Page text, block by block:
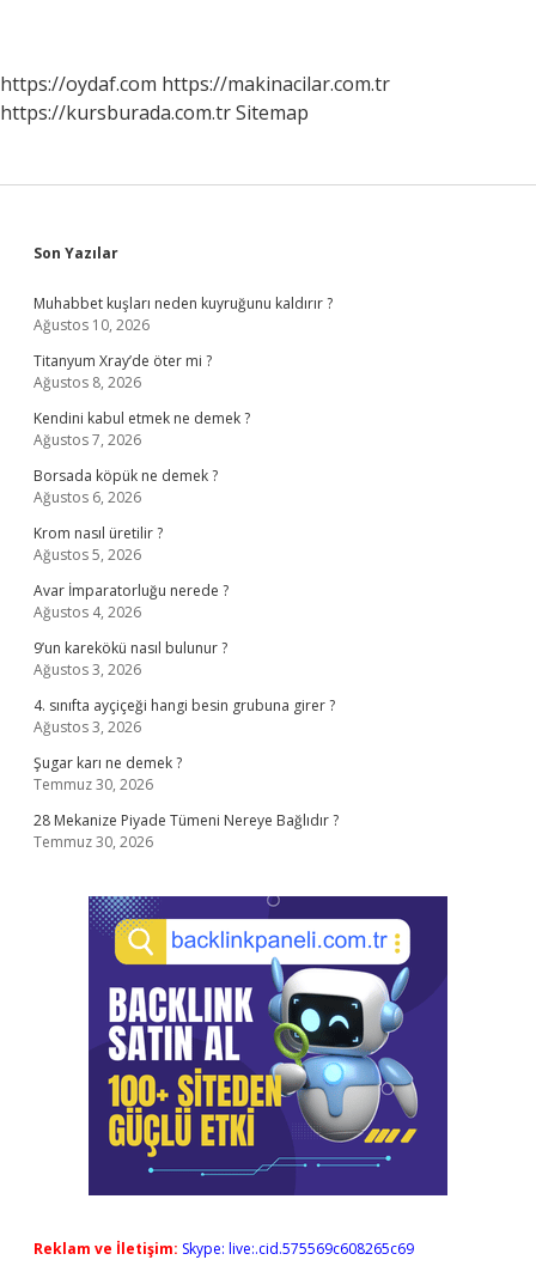
https://oydaf.com https://makinacilar.com.tr
https://kursburada.com.trSitemap
Sidebar
Son Yazılar
Muhabbet kuşları neden kuyruğunu kaldırır ?
Ağustos 10, 2026
Titanyum Xray’de öter mi ?
Ağustos 8, 2026
Kendini kabul etmek ne demek ?
Ağustos 7, 2026
Borsada köpük ne demek ?
Ağustos 6, 2026
Krom nasıl üretilir ?
Ağustos 5, 2026
Avar İmparatorluğu nerede ?
Ağustos 4, 2026
9’un karekökü nasıl bulunur ?
Ağustos 3, 2026
4. sınıfta ayçiçeği hangi besin grubuna girer ?
Ağustos 3, 2026
Şugar karı ne demek ?
Temmuz 30, 2026
28 Mekanize Piyade Tümeni Nereye Bağlıdır ?
Temmuz 30, 2026
Reklam ve İletişim: Skype: live:.cid.575569c608265c69